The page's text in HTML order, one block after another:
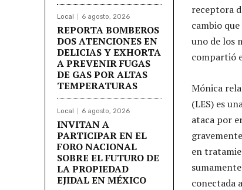
Local 6 agosto, 2026
REPORTA BOMBEROS
DOS ATENCIONES EN
DELICIAS Y EXHORTA
A PREVENIR FUGAS
DE GAS POR ALTAS
TEMPERATURAS
Local 6 agosto, 2026
INVITAN A
PARTICIPAR EN EL
FORO NACIONAL
SOBRE EL FUTURO DE
LA PROPIEDAD
EJIDAL EN MÉXICO
receptora
cambio
uno de los
compartió
Mónica
(LES) es
ataca por
en
conectada